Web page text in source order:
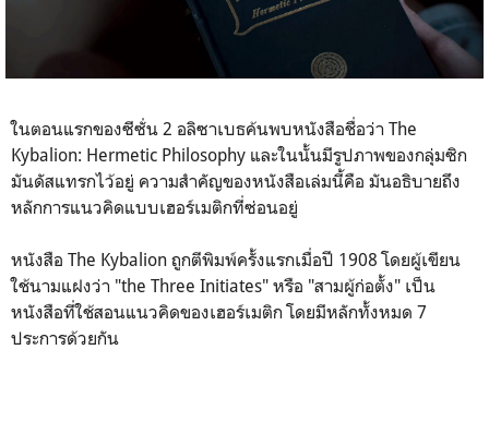
ในตอนแรกของซีซั่น 2 อลิซาเบธค้นพบหนังสือชื่อว่า The
Kybalion: Hermetic Philosophy และในนั้นมีรูปภาพของกลุ่มซิก
มันดัสแทรกไว้อยู่ ความสำคัญของหนังสือเล่มนี้คือ มันอธิบายถึง
หลักการแนวคิดแบบเฮอร์เมติกที่ซ่อนอยู่
หนังสือ The Kybalion ถูกตีพิมพ์ครั้งแรกเมื่อปี 1908 โดยผู้เขียน
ใช้นามแฝงว่า "the Three Initiates" หรือ "สามผู้ก่อตั้ง" เป็น
หนังสือที่ใช้สอนแนวคิดของเฮอร์เมติก โดยมีหลักทั้งหมด 7
ประการด้วยกัน